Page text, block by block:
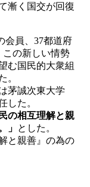
漸く国交が回復
会員、37都道府
この新しい情勢
む国民的大衆組
。
茅誠次東大学
した。
の相互理解と親
」 とした。
と親善』の為の